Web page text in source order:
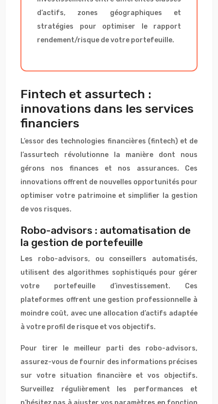
d’actifs, zones géographiques et
stratégies pour optimiser le rapport
rendement/risque de votre portefeuille.
Fintech et assurtech :
innovations dans les services
financiers
L’essor des technologies financières (fintech) et de
l’assurtech révolutionne la manière dont nous
gérons nos finances et nos assurances. Ces
innovations offrent de nouvelles opportunités pour
optimiser votre patrimoine et simplifier la gestion
de vos risques.
Robo-advisors : automatisation de
la gestion de portefeuille
Les robo-advisors, ou conseillers automatisés,
utilisent des algorithmes sophistiqués pour gérer
votre portefeuille d’investissement. Ces
plateformes offrent une gestion professionnelle à
moindre coût, avec une allocation d’actifs adaptée
à votre profil de risque et vos objectifs.
Pour tirer le meilleur parti des robo-advisors,
assurez-vous de fournir des informations précises
sur votre situation financière et vos objectifs.
Surveillez régulièrement les performances et